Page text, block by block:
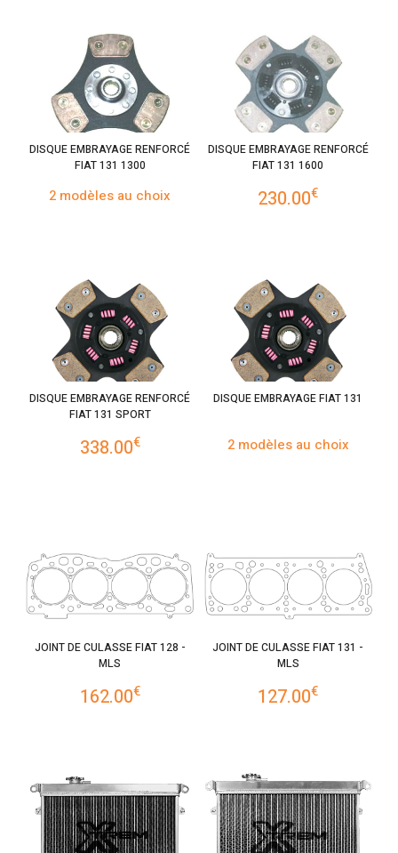
DISQUE EMBRAYAGE RENFORCÉ
FIAT 131 1300
2 modèles au choix
DISQUE EMBRAYAGE RENFORCÉ
FIAT 131 1600
230.00€
DISQUE EMBRAYAGE RENFORCÉ
FIAT 131 SPORT
338.00€
DISQUE EMBRAYAGE FIAT 131
2 modèles au choix
JOINT DE CULASSE FIAT 128 -
MLS
162.00€
JOINT DE CULASSE FIAT 131 -
MLS
127.00€